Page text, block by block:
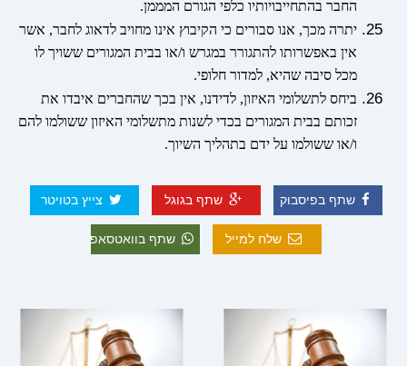
החבר בהתחייבויותיו כלפי הגורם המממן.
יתרה מכך, אנו סבורים כי הקיבוץ אינו מחויב לדאוג לחבר, אשר
אין באפשרותו להתגורר במגרש ו/או בבית המגורים ששויך לו
מכל סיבה שהיא, למדור חלופי.
ביחס לתשלומי האיזון, לדידנו, אין בכך שהחברים איבדו את
זכותם בבית המגורים בכדי לשנות מתשלומי האיזון ששולמו להם
ו/או ששולמו על ידם בתהליך השיוך.
שתף בפיסבוק שתף בגוגל צייץ בטויטר
שלח למייל שתף בוואטסאפ